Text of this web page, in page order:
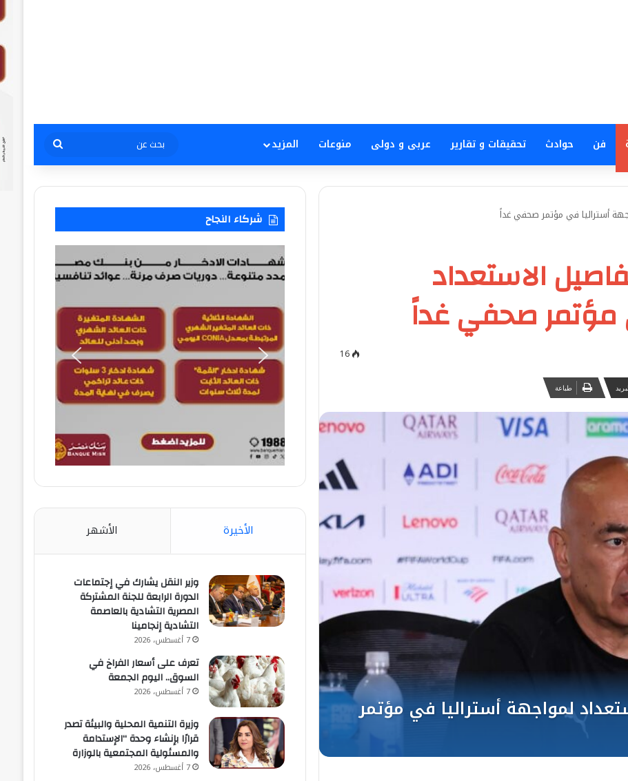
فن حوادث تحقيقات و تقارير عربى و دولى منوعات المزيد
بحث
عن
أستراليا في مؤتمر صحفي غداً
الاستعداد
مؤتمر صحفي غداً
16
طباعة
شركاء النجاح
الأخيرة الأشهر
وزير النقل يشارك في إجتماعات
الدورة الرابعة للجنة المشتركة
المصرية التشادية بالعاصمة
التشادية إنجامينا
7 أغسطس، 2026
تعرف على أسعار الفراخ في
السوق.. اليوم الجمعة
7 أغسطس، 2026
وزيرة التنمية المحلية والبيئة تصدر
قرارًا بإنشاء وحدة “الإستدامة
والمسئولية المجتمعية بالوزارة
7 أغسطس، 2026